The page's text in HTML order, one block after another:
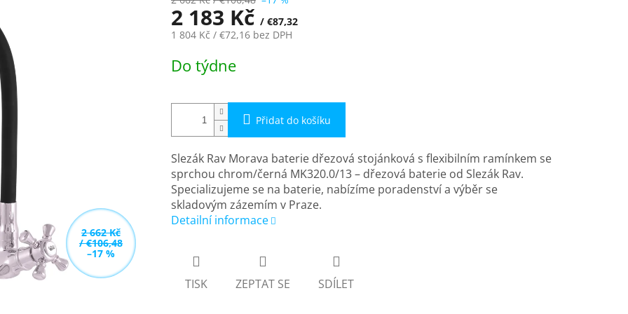
2 662 Kč
/ €106,48
–17 %
2 183 Kč / €87,32
1 804 Kč / €72,16 bez DPH
cena:
Do týdne
Přidat do košíku
Slezák Rav Morava baterie dřezová stojánková s flexibilním ramínkem se
sprchou chrom/černá MK320.0/13 – dřezová baterie od Slezák Rav.
Specializujeme se na baterie, nabízíme poradenství a výběr se
skladovým zázemím v Praze.
Detailní informace
TISK ZEPTAT SE SDÍLET